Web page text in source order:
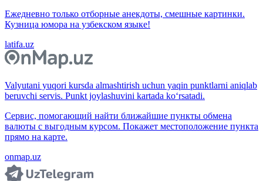
Ежедневно только отборные анекдоты, смешные картинки.
Кузница юмора на узбекском языке!
latifa.uz
Valyutani yuqori kursda almashtirish uchun yaqin punktlarni aniqlab
beruvchi servis. Punkt joylashuvini kartada ko‘rsatadi.
Сервис, помогающий найти ближайшие пункты обмена
валюты с выгодным курсом. Покажет местоположение пункта
прямо на карте.
onmap.uz